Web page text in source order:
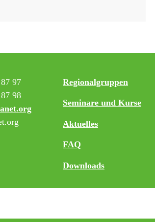
97
98
Regionalgruppen
Seminare und Kurse
Aktuelles
FAQ
Downloads